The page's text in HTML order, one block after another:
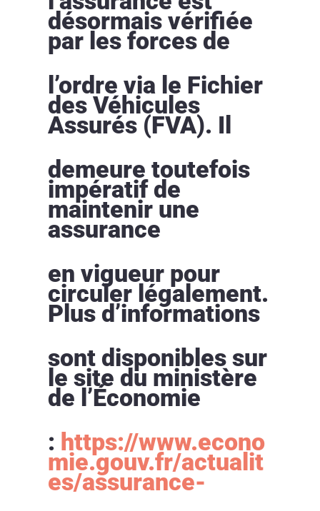
désormais vérifiée
par les forces de
l’ordre via le Fichier
des Véhicules
Assurés (FVA). Il
demeure toutefois
impératif de
maintenir une
assurance
en vigueur pour
circuler légalement.
Plus d’informations
sont disponibles sur
le site du ministère
de l’Économie
: https://www.econo
mie.gouv.fr/actualit
es/assurance-